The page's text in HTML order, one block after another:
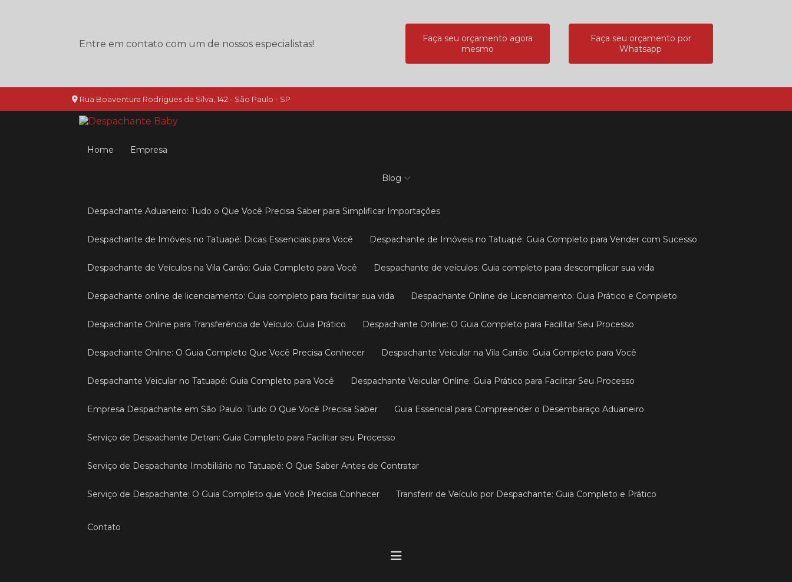
Entre em contato com um de nossos especialistas!
Faça seu orçamento agora
mesmo
Faça seu orçamento por
Whatsapp
Rua Boaventura Rodrigues da Silva, 142 - São Paulo - SP
Home Empresa
Blog
Despachante Aduaneiro: Tudo o Que Você Precisa Saber para Simplificar Importações
Despachante de Imóveis no Tatuapé: Dicas Essenciais para Você Despachante de Imóveis no Tatuapé: Guia Completo para Vender com Sucesso
Despachante de Veículos na Vila Carrão: Guia Completo para Você Despachante de veículos: Guia completo para descomplicar sua vida
Despachante online de licenciamento: Guia completo para facilitar sua vida Despachante Online de Licenciamento: Guia Prático e Completo
Despachante Online para Transferência de Veículo: Guia Prático Despachante Online: O Guia Completo para Facilitar Seu Processo
Despachante Online: O Guia Completo Que Você Precisa Conhecer Despachante Veicular na Vila Carrão: Guia Completo para Você
Despachante Veicular no Tatuapé: Guia Completo para Você Despachante Veicular Online: Guia Prático para Facilitar Seu Processo
Empresa Despachante em São Paulo: Tudo O Que Você Precisa Saber Guia Essencial para Compreender o Desembaraço Aduaneiro
Serviço de Despachante Detran: Guia Completo para Facilitar seu Processo
Serviço de Despachante Imobiliário no Tatuapé: O Que Saber Antes de Contratar
Serviço de Despachante: O Guia Completo que Você Precisa Conhecer Transferir de Veículo por Despachante: Guia Completo e Prático
Contato